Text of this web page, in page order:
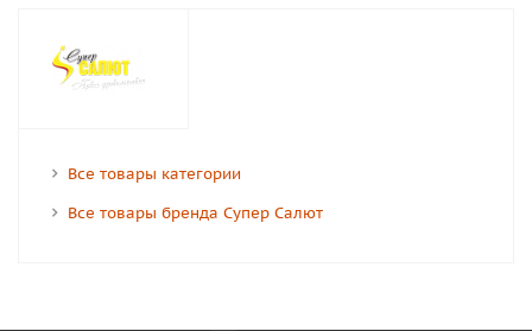
Все товары категории
Все товары бренда Супер Салют